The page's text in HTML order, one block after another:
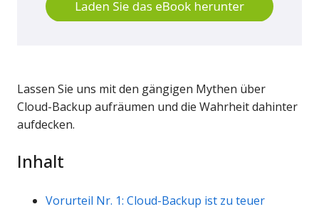
Lassen Sie uns mit den gängigen Mythen über
Cloud-Backup aufräumen und die Wahrheit dahinter
aufdecken.
Inhalt
Vorurteil Nr. 1: Cloud-Backup ist zu teuer